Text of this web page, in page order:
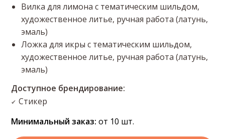
Вилка для лимона с тематическим шильдом,
художественное литье, ручная работа (латунь,
эмаль)
Ложка для икры с тематическим шильдом,
художественное литье, ручная работа (латунь,
эмаль)
Доступное брендирование:
✔ Стикер
Минимальный заказ: от 10 шт.